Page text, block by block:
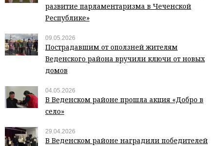
развитие парламентаризма в Чеченской
Республике»
09.05.2026
Пострадавшим от оползней жителям
Веденского района вручили ключи от новых
домов
04.05.2026
В Веденском районе прошла акция «Добро в
село»
29.04.2026
В Веденском районе наградили победителей